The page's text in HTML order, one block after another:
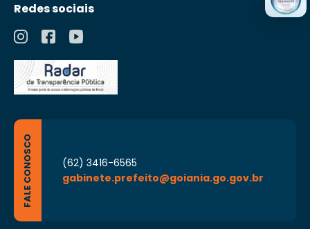
Redes sociais
FALE CONOSCO
(62) 3416-6565
gabinete.prefeito@goiania.go.gov.br